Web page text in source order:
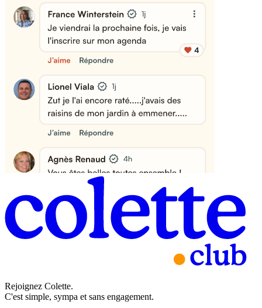
Rejoignez Colette.
C'est simple, sympa et sans engagement.